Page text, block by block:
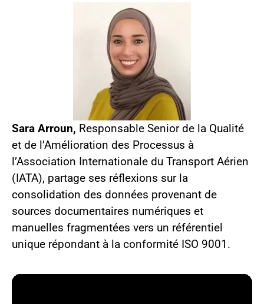
Sara Arroun, Responsable Senior de la Qualité
et de l’Amélioration des Processus à
l’Association Internationale du Transport Aérien
(IATA), partage ses réflexions sur la
consolidation des données provenant de
sources documentaires numériques et
manuelles fragmentées vers un référentiel
unique répondant à la conformité ISO 9001.